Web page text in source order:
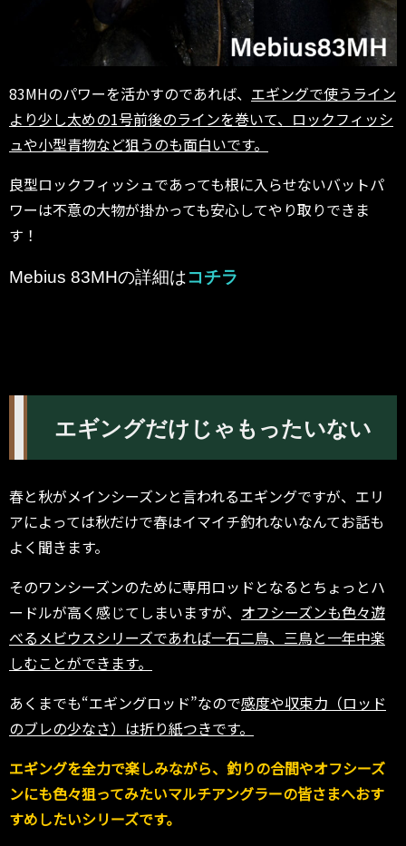
83MHのパワーを活かすのであれば、 エギングで使うライン
より少し太めの1号前後のラインを巻いて、ロックフィッシ
ュや小型青物など狙うのも面白いです。
良型ロックフィッシュであっても根に入らせないバットパ
ワーは不意の大物が掛かっても安心してやり取りできま
す！
Mebius 83MHの詳細はコチラ
エギングだけじゃもったいない
春と秋がメインシーズンと言われるエギングですが、エリ
アによっては秋だけで春はイマイチ釣れないなんてお話も
よく聞きます。
そのワンシーズンのために専用ロッドとなるとちょっとハ
ードルが高く感じてしまいますが、 オフシーズンも色々遊
べるメビウスシリーズであれば一石二鳥、三鳥と一年中楽
しむことができます。
あくまでも“エギングロッド”なので感度や収束力（ロッド
のブレの少なさ）は折り紙つきです。
エギングを全力で楽しみながら、釣りの合間やオフシーズ
ンにも色々狙ってみたいマルチアングラーの皆さまへおす
すめしたいシリーズです。